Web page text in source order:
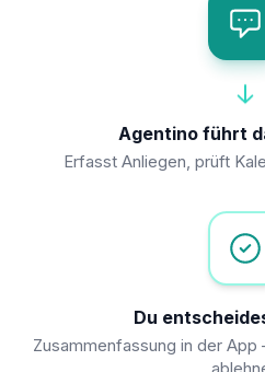
Agentino führt
Erfasst Anliegen, prüft
Du
Zusammenfassung in der